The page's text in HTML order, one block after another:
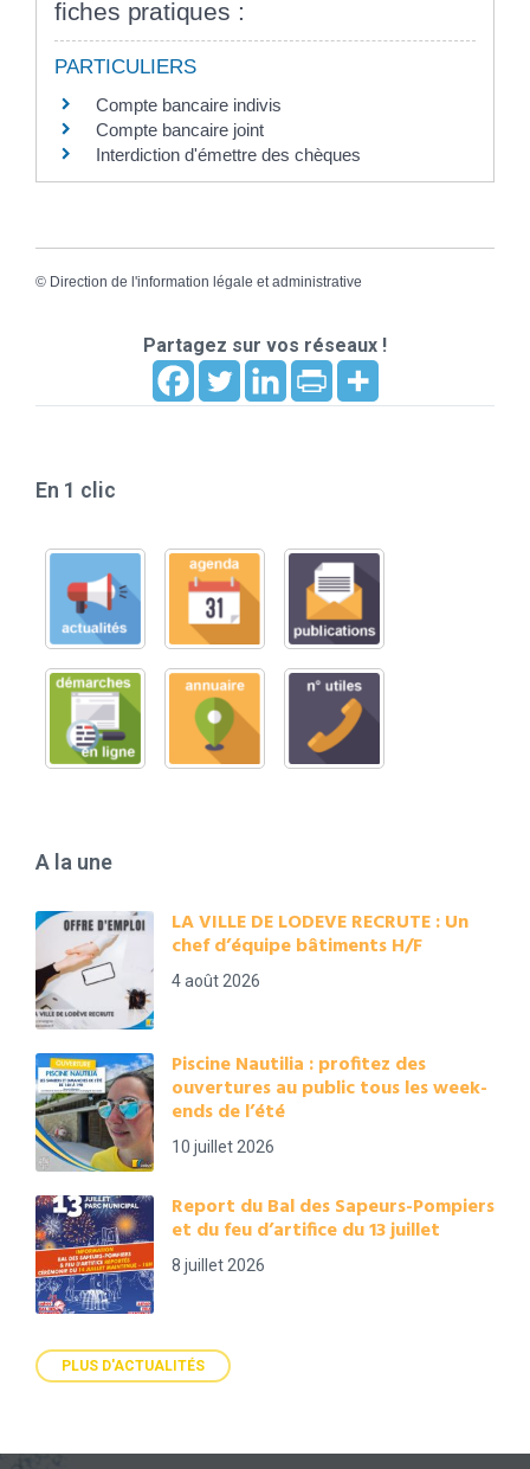
fiches pratiques :
PARTICULIERS
Compte bancaire indivis
Compte bancaire joint
Interdiction d'émettre des chèques
© Direction de l'information légale et administrative
Partagez sur vos réseaux !
En 1 clic
A la une
LA VILLE DE LODEVE RECRUTE : Un
chef d’équipe bâtiments H/F
4 août 2026
Piscine Nautilia : profitez des
ouvertures au public tous les week-
ends de l’été
10 juillet 2026
Report du Bal des Sapeurs-Pompiers
et du feu d’artifice du 13 juillet
8 juillet 2026
PLUS D'ACTUALITÉS